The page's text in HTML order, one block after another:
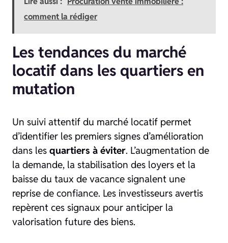
comment la rédiger
Les tendances du marché
locatif dans les quartiers en
mutation
Un suivi attentif du marché locatif permet
d’identifier les premiers signes d’amélioration
dans les quartiers à éviter. L’augmentation de
la demande, la stabilisation des loyers et la
baisse du taux de vacance signalent une
reprise de confiance. Les investisseurs avertis
repèrent ces signaux pour anticiper la
valorisation future des biens.